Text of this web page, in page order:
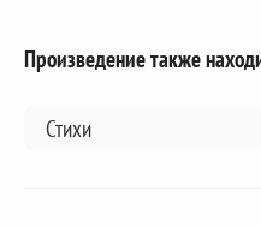
Произведение также
Стихи